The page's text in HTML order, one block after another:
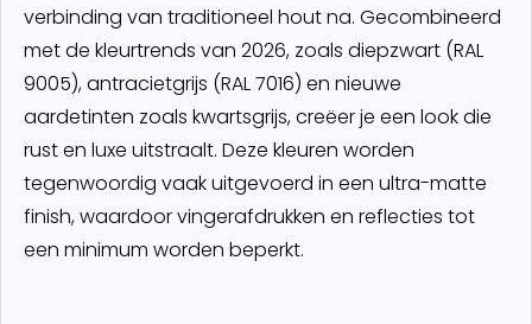
verbinding van traditioneel hout na. Gecombineerd
met de kleurtrends van 2026, zoals diepzwart (RAL
9005), antracietgrijs (RAL 7016) en nieuwe
aardetinten zoals kwartsgrijs, creëer je een look die
rust en luxe uitstraalt. Deze kleuren worden
tegenwoordig vaak uitgevoerd in een ultra-matte
finish, waardoor vingerafdrukken en reflecties tot
een minimum worden beperkt.